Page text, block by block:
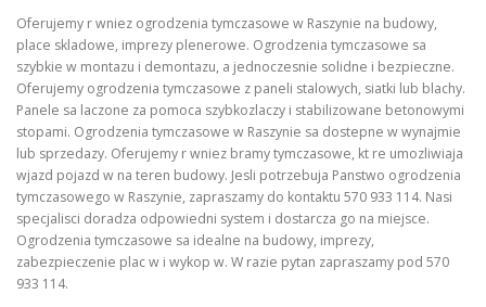
Oferujemy r wniez ogrodzenia tymczasowe w Raszynie na budowy,
place skladowe, imprezy plenerowe. Ogrodzenia tymczasowe sa
szybkie w montazu i demontazu, a jednoczesnie solidne i bezpieczne.
Oferujemy ogrodzenia tymczasowe z paneli stalowych, siatki lub blachy.
Panele sa laczone za pomoca szybkozlaczy i stabilizowane betonowymi
stopami. Ogrodzenia tymczasowe w Raszynie sa dostepne w wynajmie
lub sprzedazy. Oferujemy r wniez bramy tymczasowe, kt re umozliwiaja
wjazd pojazd w na teren budowy. Jesli potrzebuja Panstwo ogrodzenia
tymczasowego w Raszynie, zapraszamy do kontaktu 570 933 114. Nasi
specjalisci doradza odpowiedni system i dostarcza go na miejsce.
Ogrodzenia tymczasowe sa idealne na budowy, imprezy,
zabezpieczenie plac w i wykop w. W razie pytan zapraszamy pod 570
933 114.